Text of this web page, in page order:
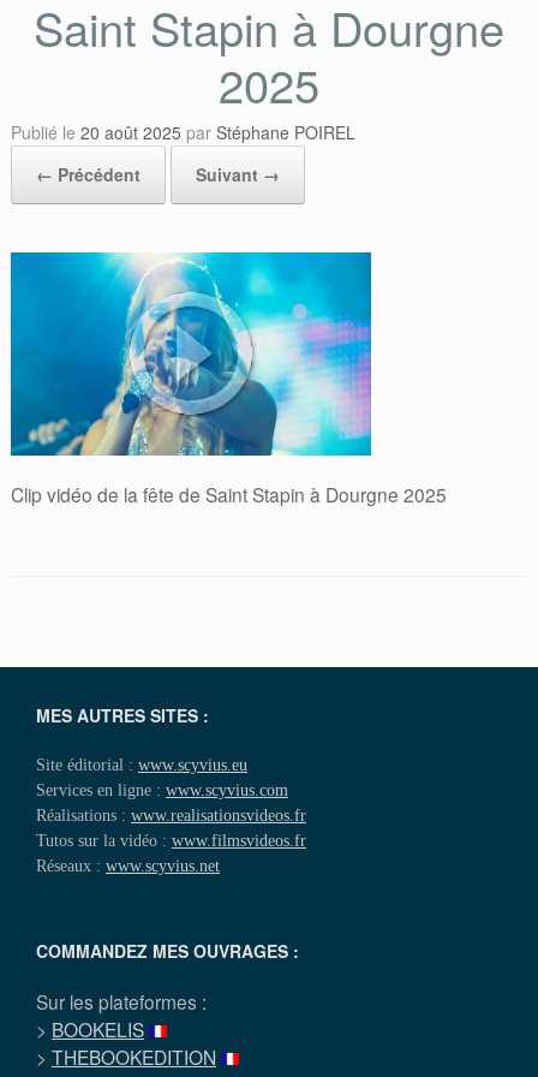
Saint Stapin à Dourgne
2025
Publié le 20 août 2025 par Stéphane POIREL
← Précédent
Suivant →
Clip vidéo de la fête de Saint Stapin à Dourgne 2025
MES AUTRES SITES :
Site éditorial : www.scyvius.eu
Services en ligne : www.scyvius.com
Réalisations : www.realisationsvideos.fr
Tutos sur la vidéo : www.filmsvideos.fr
Réseaux : www.scyvius.net
COMMANDEZ MES OUVRAGES :
Sur les plateformes :
> BOOKELIS
> THEBOOKEDITION